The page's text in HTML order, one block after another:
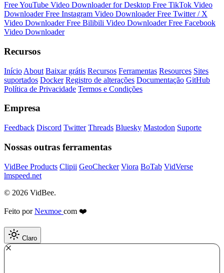
Free YouTube Video Downloader for Desktop Free TikTok Video
DownloaderFree Instagram Video DownloaderFree Twitter / X
Video DownloaderFree Bilibili Video DownloaderFree Facebook
Video Downloader
Recursos
Início About Baixar grátis Recursos Ferramentas Resources Sites
suportados Docker Registro de alterações Documentação GitHub
Política de Privacidade Termos e Condições
Empresa
Feedback Discord Twitter Threads Bluesky Mastodon Suporte
Nossas outras ferramentas
VidBee Products Clipii GeoChecker Viora BoTab VidVerse
lmspeed.net
© 2026 VidBee.
Feito porNexmoe com ❤️
Claro